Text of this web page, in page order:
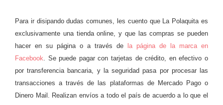
Para ir disipando dudas comunes, les cuento que La Polaquita es
exclusivamente una tienda online, y que las compras se pueden
hacer en su página o a través de
la página de la marca en
Facebook. Se puede pagar con tarjetas de crédito, en efectivo o
por transferencia bancaria, y la seguridad pasa por procesar las
transacciones a través de las plataformas de Mercado Pago o
Dinero Mail. Realizan envíos a todo el país de acuerdo a lo que el